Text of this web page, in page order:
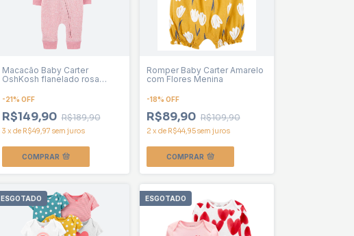
Macacão Baby Carter
OshKosh flanelado rosa
-21% OFF
R$149,90 R$189,90
3 x de R$49,97 sem juros
COMPRAR
Romper Baby Carter Amarelo
com Flores Menina
-18% OFF
R$89,90 R$109,90
2 x de R$44,95sem juros
COMPRAR
ESGOTADO ESGOTADO